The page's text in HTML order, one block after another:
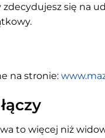
się na
na stronie:
to więcej niż